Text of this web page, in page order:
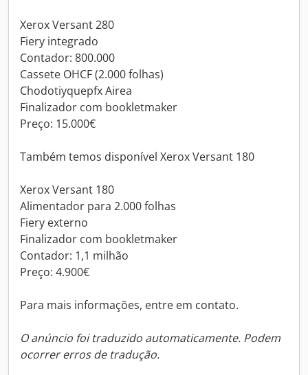
Xerox Versant 280
Fiery integrado
Contador: 800.000
Cassete OHCF (2.000 folhas)
Chodotiyquepfx Airea
Finalizador com bookletmaker
Preço: 15.000€
Também temos disponível Xerox Versant 180
Xerox Versant 180
Alimentador para 2.000 folhas
Fiery externo
Finalizador com bookletmaker
Contador: 1,1 milhão
Preço: 4.900€
Para mais informações, entre em contato.
O anúncio foi traduzido automaticamente. Podem
ocorrer erros de tradução.